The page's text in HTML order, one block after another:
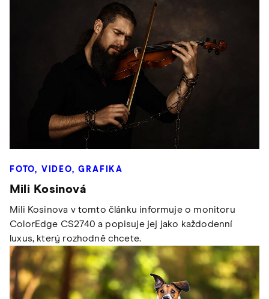
FOTO, VIDEO, GRAFIKA
Mili Kosinová
Mili Kosinova v tomto článku informuje o monitoru
ColorEdge CS2740 a popisuje jej jako každodenní
luxus, který rozhodně chcete.